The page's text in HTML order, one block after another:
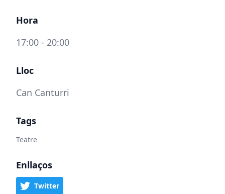
Hora
17:00 - 20:00
Lloc
Can Canturri
Tags
Teatre
Enllaços
Twitter